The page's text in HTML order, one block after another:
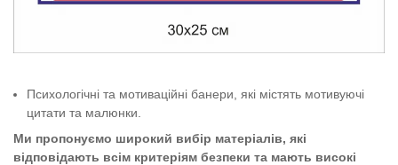
Психологічні та мотиваційні банери, які містять мотивуючі
цитати та малюнки.
Ми пропонуємо широкий вибір матеріалів, які
відповідають всім критеріям безпеки та мають високі